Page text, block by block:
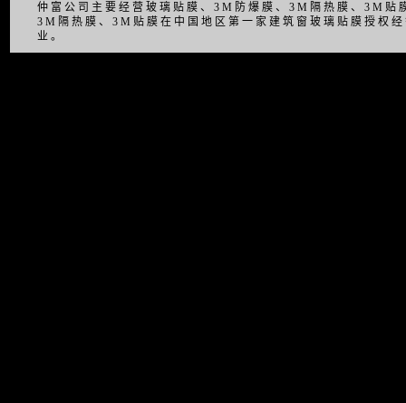
仲富公司主要经营玻璃贴膜、3M防爆膜、3M隔热膜、3M
3M隔热膜、3M贴膜在中国地区第一家建筑窗玻璃贴膜授权
业。